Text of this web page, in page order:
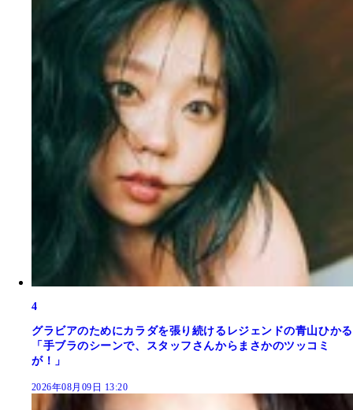
4
グラビアのためにカラダを張り続けるレジェンドの青山ひかる
「手ブラのシーンで、スタッフさんからまさかのツッコミ
が！」
2026年08月09日 13:20